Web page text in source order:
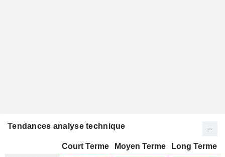
Tendances analyse technique
Court Terme Moyen Terme
Long Terme